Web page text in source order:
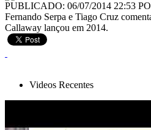
PUBLICADO: 06/07/2014 22:53
Fernando Serpa e Tiago Cruz
Callaway lançou em 2014.
Videos Recentes